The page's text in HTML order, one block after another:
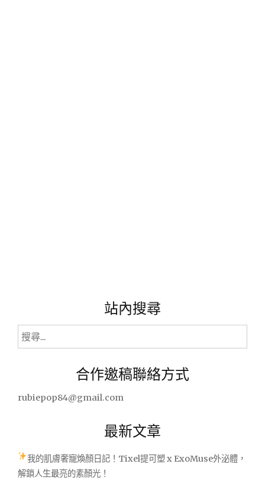
站內搜尋
搜
尋
合作邀稿聯絡方式
rubiepop84@gmail.com
最新文章
我的肌膚奢寵煥顏日記！Tixel提可塑 x ExoMuse外泌體，
解鎖人生最亮的素顏光！